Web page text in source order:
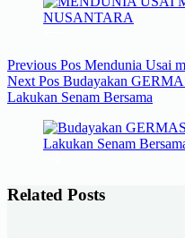
Previous Pos Mendunia Usai
Next Pos Budayakan
Lakukan Senam Bersama
Related Posts